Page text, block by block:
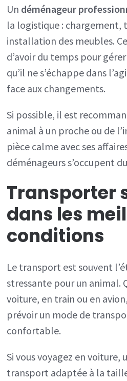
Un déménageur
la logistique : chargement,
installation des meubles.
d’avoir du temps pour
qu’il ne s’échappe dans
face aux changements.
Si possible, il est
animal à un proche ou de
pièce calme avec ses
déménageurs s’occupent
Transporter
dans les
conditions
Le transport est souvent
stressante pour un animal.
voiture, en train ou en
prévoir un mode de
confortable.
Si vous voyagez en voiture,
transport adaptée à la